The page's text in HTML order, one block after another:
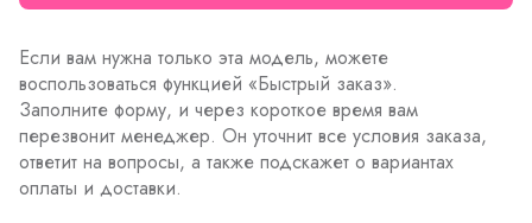
Если вам нужна только эта модель, можете
воспользоваться функцией «Быстрый заказ».
Заполните форму, и через короткое время вам
перезвонит менеджер. Он уточнит все условия заказа,
ответит на вопросы, а также подскажет о вариантах
оплаты и доставки.